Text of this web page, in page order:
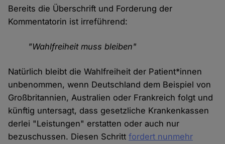
Bereits die Überschrift und Forderung der
Kommentatorin ist irreführend:
"Wahlfreiheit muss bleiben"
Natürlich bleibt die Wahlfreiheit der Patient*innen
unbenommen, wenn Deutschland dem Beispiel von
Großbritannien, Australien oder Frankreich folgt und
künftig untersagt, dass gesetzliche Krankenkassen
derlei "Leistungen" erstatten oder auch nur
bezuschussen. Diesen Schrittfordert nunmehr